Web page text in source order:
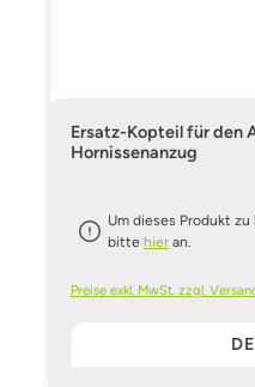
Ersatz-Kopteil für den
Hornissenanzug
Um dieses Produkt
bitte hier an.
Preise exkl. MwSt. zzgl.